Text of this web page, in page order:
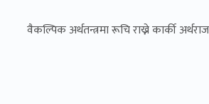
वैकल्पिक अर्थतन्त्रमा रूचि राख्ने कार्की